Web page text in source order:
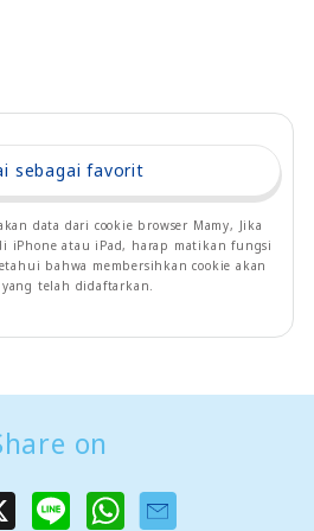
sebagai favorit
data dari cookie browser Mamy, Jika
iPhone atau iPad, harap matikan fungsi
bahwa membersihkan cookie akan
telah didaftarkan.
on
W